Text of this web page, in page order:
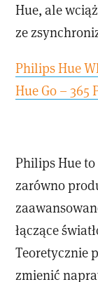
Hue, ale
ze
Philips Hue
Hue Go – 365
Philips Hue
zarówno
łączące
Teoretycznie
zmienić